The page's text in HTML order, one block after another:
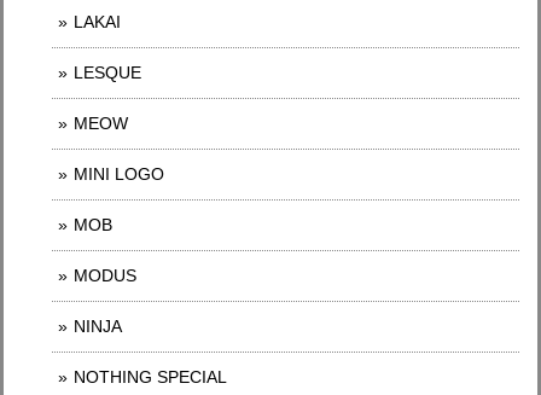
LAKAI
LESQUE
MEOW
MINI LOGO
MOB
MODUS
NINJA
NOTHING SPECIAL